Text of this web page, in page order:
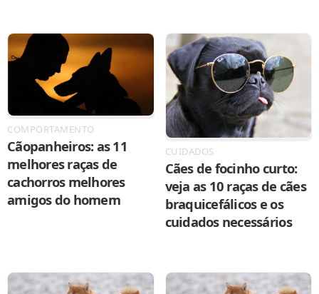
COMPORTAMENTO
Cãopanheiros: as 11
melhores raças de
cachorros melhores
amigos do homem
CUIDADOS
Cães de focinho curto:
veja as 10 raças de cães
braquicefálicos e os
cuidados necessários